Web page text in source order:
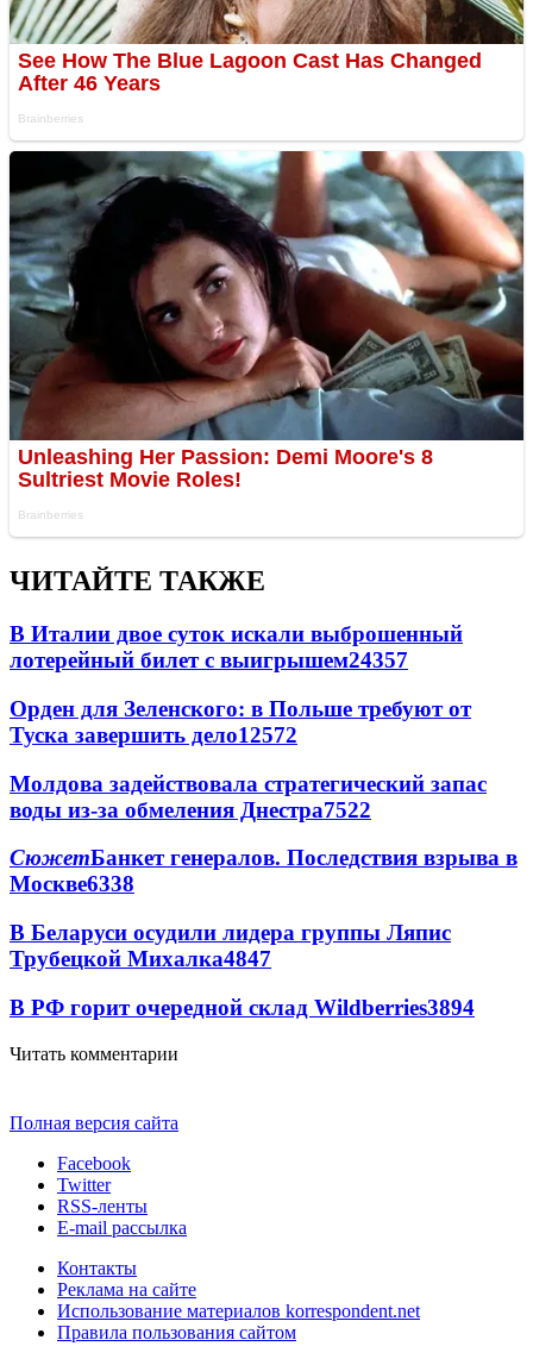
ЧИТАЙТЕ ТАКЖЕ
В Италии двое суток искали выброшенный
лотерейный билет с выигрышем24357
Орден для Зеленского: в Польше требуют от
Туска завершить дело12572
Молдова задействовала стратегический запас
воды из-за обмеления Днестра7522
СюжетБанкет генералов. Последствия взрыва в
Москве6338
В Беларуси осудили лидера группы Ляпис
Трубецкой Михалка4847
В РФ горит очередной склад Wildberries3894
Читать комментарии
Полная версия сайта
Facebook
Twitter
RSS-ленты
E-mail рассылка
Контакты
Реклама на сайте
Использование материалов korrespondent.net
Правила пользования сайтом